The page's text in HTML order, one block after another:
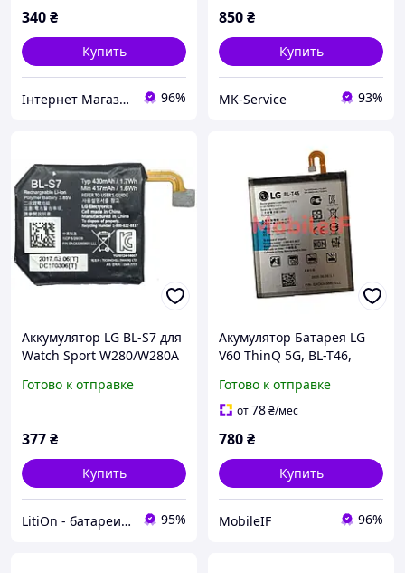
340₴
Купить
Інтернет Магазин "max-it.com.ua" 96%
850₴
Купить
MK-Service 93%
Аккумулятор LG BL-S7 для
Watch Sport W280/W280A
Готово к отправке
377₴
Купить
LitiOn - батареи и аккумуляторы 95%
Акумулятор Батарея LG
V60 ThinQ 5G, BL-T46,
Готово к отправке
от78₴/мес
780₴
Купить
MobileIF 96%